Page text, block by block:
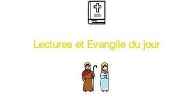
Lectures et Evangile du jour